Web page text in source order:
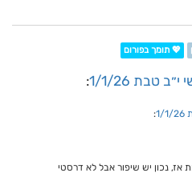
💖 תומך בפורום
טבת 1/1/26 :
:
אז, נכון יש שיפור אבל לא דרסטי